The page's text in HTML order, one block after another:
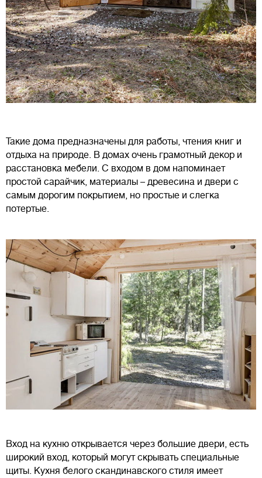
Такие дома предназначены для работы, чтения книг и
отдыха на природе. В домах очень грамотный декор и
расстановка мебели. С входом в дом напоминает
простой сарайчик, материалы – древесина и двери с
самым дорогим покрытием, но простые и слегка
потертые.
Вход на кухню открывается через большие двери, есть
широкий вход, который могут скрывать специальные
щиты. Кухня белого скандинавского стиля имеет